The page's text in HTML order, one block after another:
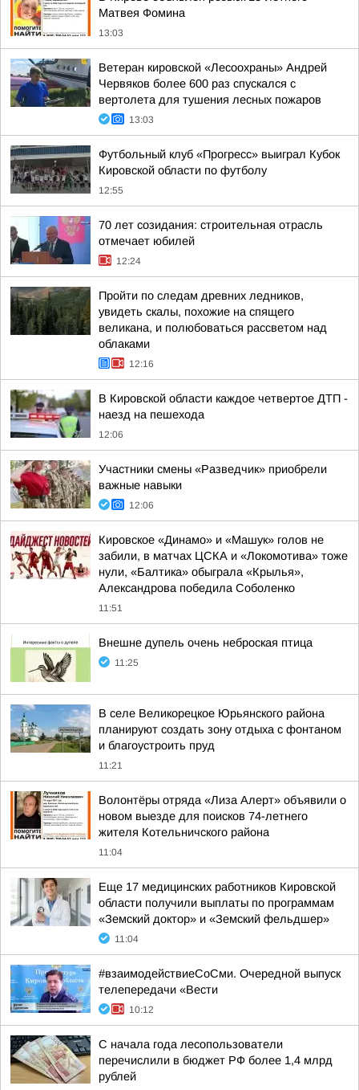
Матвея Фомина
13:03
Ветеран кировской «Лесоохраны» Андрей
Червяков более 600 раз спускался с
вертолета для тушения лесных пожаров
13:03
Футбольный клуб «Прогресс» выиграл Кубок
Кировской области по футболу
12:55
70 лет созидания: строительная отрасль
отмечает юбилей
12:24
Пройти по следам древних ледников,
увидеть скалы, похожие на спящего
великана, и полюбоваться рассветом над
облаками
12:16
В Кировской области каждое четвертое ДТП -
наезд на пешехода
12:06
Участники смены «Разведчик» приобрели
важные навыки
12:06
Кировское «Динамо» и «Машук» голов не
забили, в матчах ЦСКА и «Локомотива» тоже
нули, «Балтика» обыграла «Крылья»,
Александрова победила Соболенко
11:51
Внешне дупель очень неброская птица
11:25
В селе Великорецкое Юрьянского района
планируют создать зону отдыха с фонтаном
и благоустроить пруд
11:21
Волонтёры отряда «Лиза Алерт» объявили о
новом выезде для поисков 74-летнего
жителя Котельничского района
11:04
Еще 17 медицинских работников Кировской
области получили выплаты по программам
«Земский доктор» и «Земский фельдшер»
11:04
#взаимодействиеСоСми. Очередной выпуск
телепередачи «Вести
10:12
С начала года лесопользователи
перечислили в бюджет РФ более 1,4 млрд
рублей